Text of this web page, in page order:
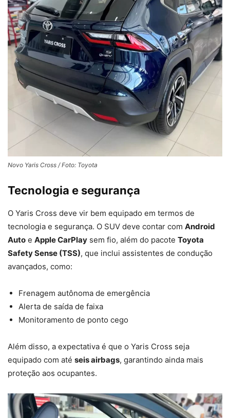
Novo Yaris Cross / Foto: Toyota
Tecnologia e segurança
O Yaris Cross deve vir bem equipado em termos de
tecnologia e segurança. O SUV deve contar com Android
Auto e Apple CarPlay sem fio, além do pacote Toyota
Safety Sense (TSS), que inclui assistentes de condução
avançados, como:
Frenagem autônoma de emergência
Alerta de saída de faixa
Monitoramento de ponto cego
Além disso, a expectativa é que o Yaris Cross seja
equipado com até seis airbags, garantindo ainda mais
proteção aos ocupantes.